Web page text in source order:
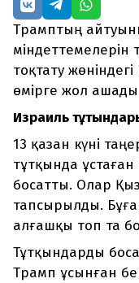
Трамптың
тоқтату
өмірге жол
Израиль
13 қазан күні
тұтқында
босатты. Олар
тапсырылды.
алғашқы топ та
Тұтқындарды
Трамп ұсынған